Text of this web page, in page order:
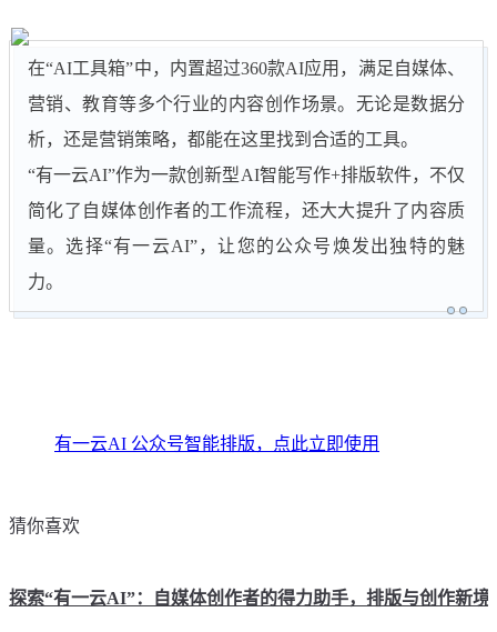
在“AI工具箱”中，内置超过360款AI应用，满足自媒体、
营销、教育等多个行业的内容创作场景。无论是数据分
析，还是营销策略，都能在这里找到合适的工具。
“有一云AI”作为一款创新型AI智能写作+排版软件，不仅
简化了自媒体创作者的工作流程，还大大提升了内容质
量。选择“有一云AI”，让您的公众号焕发出独特的魅
力。
有一云AI 公众号智能排版，点此立即使用
猜你喜欢
探索“有一云AI”：自媒体创作者的得力助手，排版与创作新境